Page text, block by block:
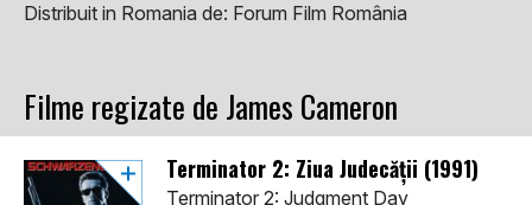
Distribuit in Romania de: Forum Film România
Filme regizate de James Cameron
Terminator 2: Ziua Judecății (1991)
Terminator 2: Judgment Day